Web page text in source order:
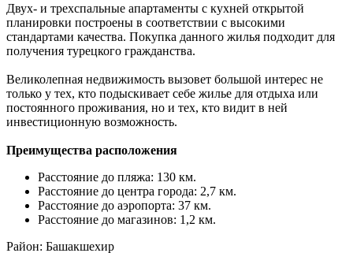
Двух- и трехспальные апартаменты с кухней открытой
планировки построены в соответствии с высокими
стандартами качества. Покупка данного жилья подходит для
получения турецкого гражданства.
Великолепная недвижимость вызовет большой интерес не
только у тех, кто подыскивает себе жилье для отдыха или
постоянного проживания, но и тех, кто видит в ней
инвестиционную возможность.
Преимущества расположения
Расстояние до пляжа: 130 км.
Расстояние до центра города: 2,7 км.
Расстояние до аэропорта: 37 км.
Расстояние до магазинов: 1,2 км.
Район: Башакшехир